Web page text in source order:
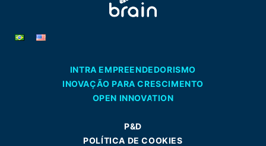
INTRA EMPREENDEDORISMO
INOVAÇÃO PARA CRESCIMENTO
OPEN INNOVATION
P&D
POLÍTICA DE COOKIES